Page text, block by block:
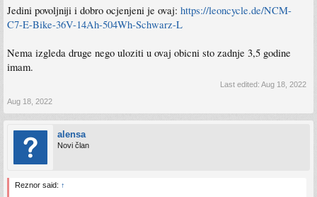
Jedini povoljniji i dobro ocjenjeni je ovaj: https://leoncycle.de/NCM-
C7-E-Bike-36V-14Ah-504Wh-Schwarz-L
Nema izgleda druge nego uloziti u ovaj obicni sto zadnje 3,5 godine
imam.
Last edited: Aug 18, 2022
Aug 18, 2022
alensa
Novi član
Reznor said: ↑